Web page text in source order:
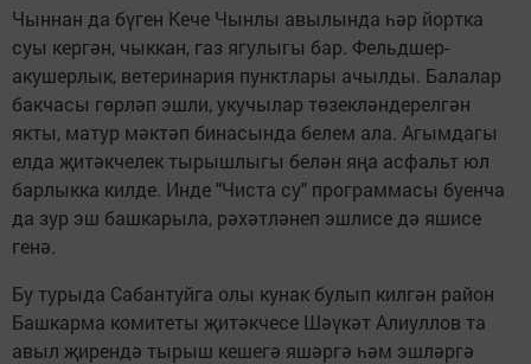
Чыннан да бүген Кече Чынлы авылында һәр йортка
суы кергән, чыккан, газ ягулыгы бар. Фельдшер-
акушерлык, ветеринария пунктлары ачылды. Балалар
бакчасы гөрләп эшли, укучылар төзекләндерелгән
якты, матур мәктәп бинасында белем ала. Агымдагы
елда җитәкчелек тырышлыгы белән яңа асфальт юл
барлыкка килде. Инде "Чиста су" программасы буенча
да зур эш башкарыла, рәхәтләнеп эшлисе дә яшисе
генә.
Бу турыда Сабантуйга олы кунак булып килгән район
Башкарма комитеты җитәкчесе Шәүкәт Алиуллов та
авыл җирендә тырыш кешегә яшәргә һәм эшләргә